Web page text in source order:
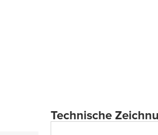
Technische